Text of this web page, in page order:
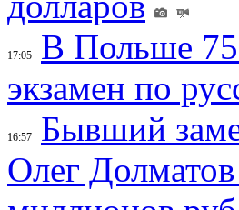
17:05
В Польше
экзамен по
16:57
Бывший
Олег